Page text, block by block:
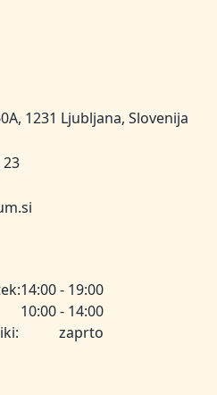
1231 Ljubljana, Slovenija
23
14:00 - 19:00
10:00 - 14:00
zaprto